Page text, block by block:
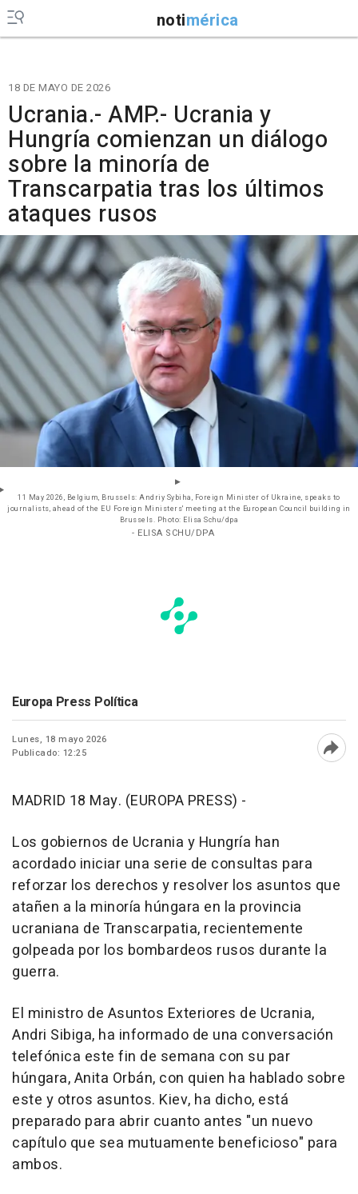
notimérica
18 DE MAYO DE 2026
Ucrania.- AMP.- Ucrania y
Hungría comienzan un diálogo
sobre la minoría de
Transcarpatia tras los últimos
ataques rusos
11 May 2026, Belgium, Brussels: Andriy Sybiha, Foreign Minister of Ukraine, speaks to
journalists, ahead of the EU Foreign Ministers' meeting at the European Council building in
Brussels. Photo: Elisa Schu/dpa
- ELISA SCHU/DPA
Europa Press Política
Lunes, 18 mayo 2026
Publicado: 12:25
MADRID 18 May. (EUROPA PRESS) -
Los gobiernos de Ucrania y Hungría han
acordado iniciar una serie de consultas para
reforzar los derechos y resolver los asuntos que
atañen a la minoría húngara en la provincia
ucraniana de Transcarpatia, recientemente
golpeada por los bombardeos rusos durante la
guerra.
El ministro de Asuntos Exteriores de Ucrania,
Andri Sibiga, ha informado de una conversación
telefónica este fin de semana con su par
húngara, Anita Orbán, con quien ha hablado sobre
este y otros asuntos. Kiev, ha dicho, está
preparado para abrir cuanto antes "un nuevo
capítulo que sea mutuamente beneficioso" para
ambos.